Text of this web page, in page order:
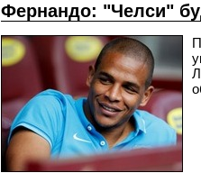
Фернандо: "Челси"